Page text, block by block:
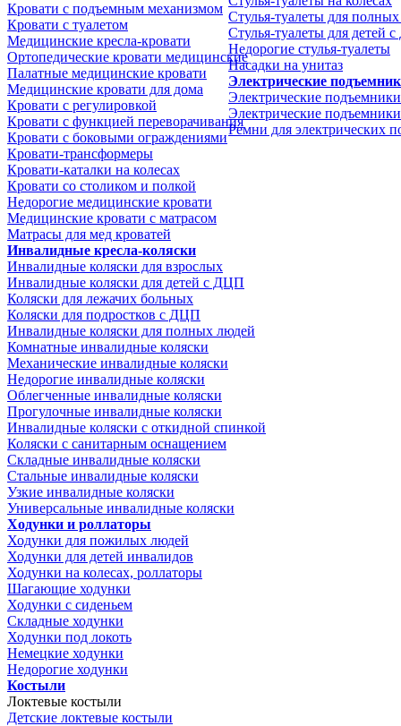
Кровати с подъемным механизмом
Кровати с туалетом
Медицинские крeсла-кровати
Ортопедические кровати медицинские
Палатные медицинские кровати
Медицинские кровати для дома
Кровати с регулировкой
Кровати с функцией переворачивания
Кровати с боковыми ограждениями
Кровати-трансформеры
Кровати-каталки на колесах
Кровати со столиком и полкой
Недорогие медицинские кровати
Медицинские кровати с матрасом
Матрасы для мед кроватей
Инвалидные кресла-коляски
Инвалидные коляски для взрослых
Инвалидные коляски для детей с ДЦП
Коляски для лежачих больных
Коляски для подростков с ДЦП
Инвалидные коляски для полных людей
Комнатные инвалидные коляски
Механические инвалидные коляски
Недорогие инвалидные коляски
Облегченные инвалидные коляски
Прогулочные инвалидные коляски
Инвалидные коляски с откидной спинкой
Коляски с санитарным оснащением
Складные инвалидные коляски
Стальные инвалидные коляски
Узкие инвалидные коляски
Универсальные инвалидные коляски
Ходунки и роллаторы
Ходунки для пожилых людей
Ходунки для детей инвалидов
Ходунки на колесах, роллаторы
Шагающие ходунки
Ходунки с сиденьем
Складные ходунки
Ходунки под локоть
Немецкие ходунки
Недорогие ходунки
Костыли
Локтевые костыли
Детские локтевые костыли
Стулья-туалеты для
Стулья-туалеты для детей
Недорогие стулья-туалеты
Насадки на унитаз
Электрические
Электрические
Электрические
Ремни для электрических